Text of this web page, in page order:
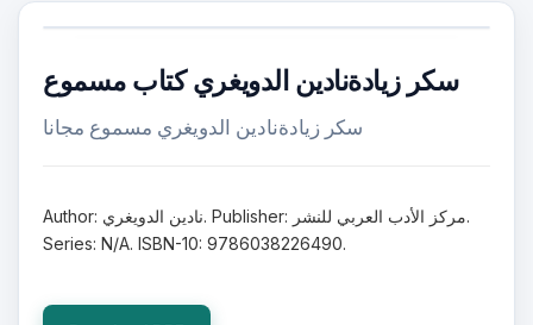
سكر زيادةنادين الدويغري كتاب مسموع
سكر زيادةنادين الدويغري مسموع مجانا
Author: نادين الدويغري. Publisher: مركز الأدب العربي للنشر.
Series: N/A. ISBN-10: 9786038226490.